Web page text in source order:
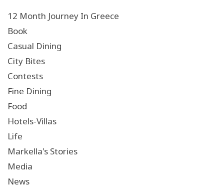
12 Month Journey In Greece
Book
Casual Dining
City Bites
Contests
Fine Dining
Food
Hotels-Villas
Life
Markella's Stories
Media
News